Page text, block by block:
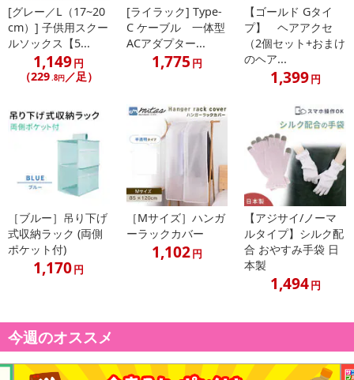
大きく使いやすい大画面の書きこみエリア
簡単操作だから手間いらず
A4サイズのカバンにらくらく入ってかさばらない
[グレー／L（17~20
cm）] 子供用スクー
ルソックス【5...
1,149円
（229.8円／足）
[ライラック] Type-
C ケーブル 一体型
ACアダプター...
1,775 円
【ゴールド Gタイ
プ】 ヘアアクセ
（2個セット+おまけ
のヘア...
1,399円
［ブルー］吊り下げ
式収納ラック (両側
ポケット付)
1,170円
［Mサイズ］ハンガ
ーラックカバー
1,102円
【アジサイ/ノーマ
ルタイプ】シルク配
合 おやすみ手袋 日
本製
1,494円
今週のオススメ